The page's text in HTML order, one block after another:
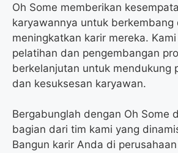
Oh Some memberikan
karyawannya untuk berkembang
meningkatkan karir mereka.
pelatihan dan pengembangan
berkelanjutan untuk mendukung
dan kesuksesan karyawan.
Bergabunglah dengan Oh Some
bagian dari tim kami yang
Bangun karir Anda di